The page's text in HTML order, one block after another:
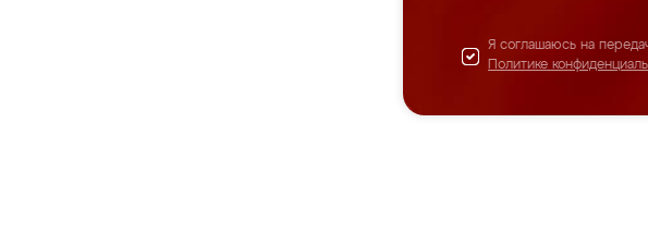
Я соглашаюсь на
Политике